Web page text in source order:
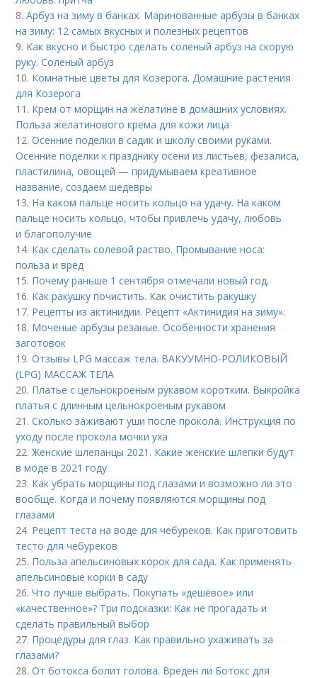
8.Арбуз на зиму в банках. Маринованные арбузы в банках
на зиму: 12 самых вкусных и полезных рецептов
9. Как вкусно и быстро сделать соленый арбуз на скорую
руку. Соленый арбуз
10. Комнатные цветы для Козерога. Домашние растения
для Козерога
11. Крем от морщин на желатине в домашних условиях.
Польза желатинового крема для кожи лица
12.Осенние поделки в садик и школу своими руками.
Осенние поделки к празднику осени из листьев, фезалиса,
пластилина, овощей — придумываем креативное
название, создаем шедевры
13. На каком пальце носить кольцо на удачу. На каком
пальце носить кольцо, чтобы привлечь удачу, любовь
и благополучие
14. Как сделать солевой раство. Промывание носа:
польза и вред
15. Почему раньше 1 сентября отмечали новый год.
16. Как ракушку почистить. Как очистить ракушку
17. Рецепты из актинидии. Рецепт «Актинидия на зиму»:
18. Моченые арбузы резаные. Особенности хранения
заготовок
19.Отзывы LPG массаж тела. ВАКУУМНО-РОЛИКОВЫЙ
(LPG) МАССАЖ ТЕЛА
20. Платье с цельнокроеным рукавом коротким. Выкройка
платья с длинным цельнокроеным рукавом
21.Сколько заживают уши после прокола. Инструкция по
уходу после прокола мочки уха
22.Женские шлепанцы 2021. Какие женские шлепки будут
в моде в 2021 году
23. Как убрать морщины под глазами и возможно ли это
вообще. Когда и почему появляются морщины под
глазами
24. Рецепт теста на воде для чебуреков. Как приготовить
тесто для чебуреков
25. Польза апельсиновых корок для сада. Как применять
апельсиновые корки в саду
26.Что лучше выбрать. Покупать «дешёвое» или
«качественное»? Три подсказки: Как не прогадать и
сделать правильный выбор
27. Процедуры для глаз. Как правильно ухаживать за
глазами?
28.От ботокса болит голова. Вреден ли Ботокс для